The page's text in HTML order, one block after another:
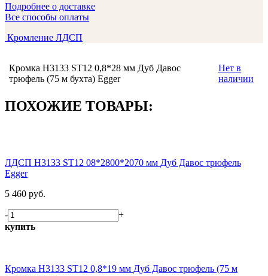
Подробнее о доставке
Все способы оплаты
Кромление ЛДСП
Кромка H3133 ST12 0,8*28 мм Дуб Давос
трюфель (75 м бухта) Egger
Нет в
наличии
ПОХОЖИЕ ТОВАРЫ:
ЛДСП H3133 ST12 08*2800*2070 мм Дуб Давос трюфель
Egger
5 460 руб.
-
+
купить
Кромка H3133 ST12 0,8*19 мм Дуб Давос трюфель (75 м